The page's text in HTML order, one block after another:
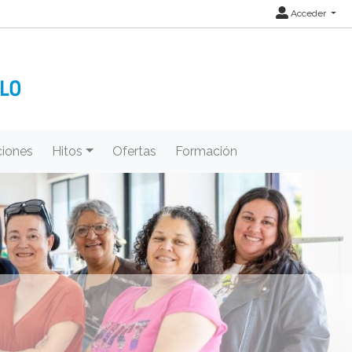
Acceder
Hitos Ofertas Formación